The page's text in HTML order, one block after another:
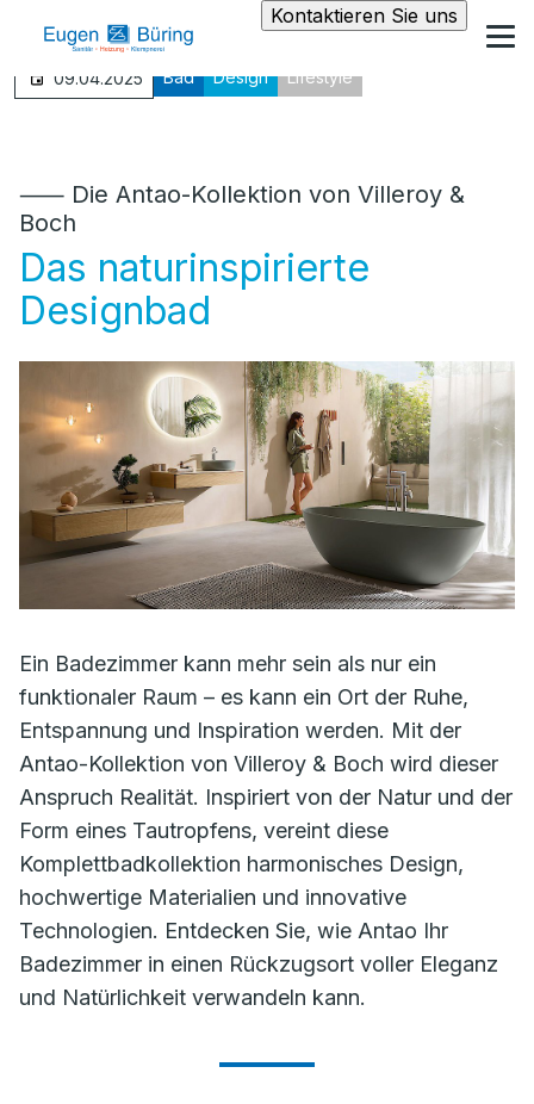
Kontaktieren Sie uns
09.04.2025 Bad Design Lifestyle
⸺ Die Antao-Kollektion von Villeroy &
Boch
Das naturinspirierte
Designbad
Ein Badezimmer kann mehr sein als nur ein
funktionaler Raum – es kann ein Ort der Ruhe,
Entspannung und Inspiration werden. Mit der
Antao-Kollektion von Villeroy & Boch wird dieser
Anspruch Realität. Inspiriert von der Natur und der
Form eines Tautropfens, vereint diese
Komplettbadkollektion harmonisches Design,
hochwertige Materialien und innovative
Technologien. Entdecken Sie, wie Antao Ihr
Badezimmer in einen Rückzugsort voller Eleganz
und Natürlichkeit verwandeln kann.